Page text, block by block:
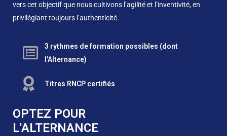
vers cet objectif que nous cultivons l’agilité et l’inventivité, en
privilégiant toujours l’authenticité.
3 rythmes de formation possibles (dont
l'Alternance)
Titres RNCP certifiés
OPTEZ POUR
L'ALTERNANCE